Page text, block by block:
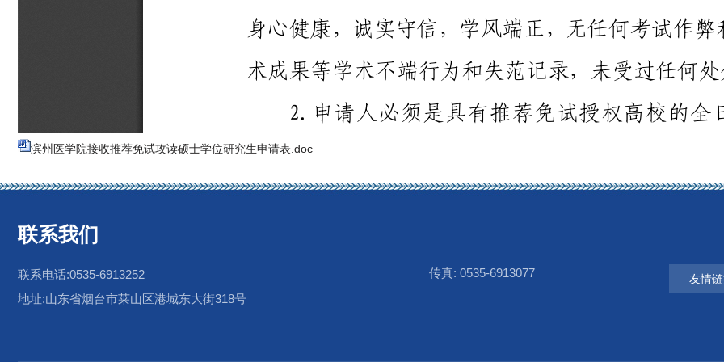
滨州医学院接收推荐免试攻读硕士学位研究生申请表.doc
联系我们
联系电话:0535-6913252
地址:山东省烟台市莱山区港城东大街318号
传真: 0535-6913077 友情